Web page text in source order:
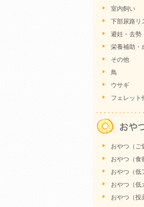
室内飼い
下部尿路リ
避妊・去勢
栄養補助・
その他
鳥
ウサギ
フェレット
おやつ（ご
おやつ（食
おやつ（低
おやつ（低
おやつ（投